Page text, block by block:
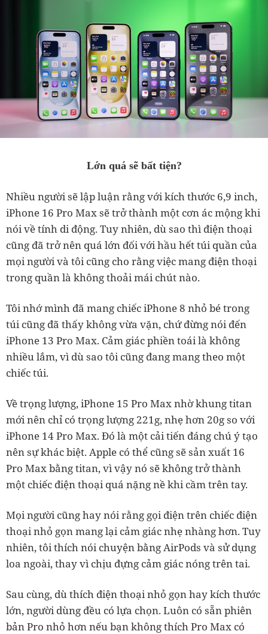
Lớn quá sẽ bất tiện?
Nhiều người sẽ lập luận rằng với kích thước 6,9 inch,
iPhone 16 Pro Max sẽ trở thành một cơn ác mộng khi
nói về tính di động. Tuy nhiên, dù sao thì điện thoại
cũng đã trở nên quá lớn đối với hầu hết túi quần của
mọi người và tôi cũng cho rằng việc mang điện thoại
trong quần là không thoải mái chút nào.
Tôi nhớ mình đã mang chiếc iPhone 8 nhỏ bé trong
túi cũng đã thấy không vừa vặn, chứ đừng nói đến
iPhone 13 Pro Max. Cảm giác phiền toái là không
nhiều lắm, vì dù sao tôi cũng đang mang theo một
chiếc túi.
Về trọng lượng, iPhone 15 Pro Max nhờ khung titan
mới nên chỉ có trọng lượng 221g, nhẹ hơn 20g so với
iPhone 14 Pro Max. Đó là một cải tiến đáng chú ý tạo
nên sự khác biệt. Apple có thể cũng sẽ sản xuất 16
Pro Max bằng titan, vì vậy nó sẽ không trở thành
một chiếc điện thoại quá nặng nề khi cầm trên tay.
Mọi người cũng hay nói rằng gọi điện trên chiếc điện
thoại nhỏ gọn mang lại cảm giác nhẹ nhàng hơn. Tuy
nhiên, tôi thích nói chuyện bằng AirPods và sử dụng
loa ngoài, thay vì chịu đựng cảm giác nóng trên tai.
Sau cùng, dù thích điện thoại nhỏ gọn hay kích thước
lớn, người dùng đều có lựa chọn. Luôn có sẵn phiên
bản Pro nhỏ hơn nếu bạn không thích Pro Max có